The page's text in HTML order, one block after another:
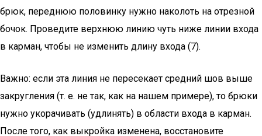
брюк, переднюю половинку нужно наколоть на отрезной
бочок. Проведите верхнюю линию чуть ниже линии входа
в карман, чтобы не изменить длину входа (7).
Важно: если эта линия не пе­ресекает средний шов выше
закругления (т. е. не так, как на нашем примере), то брюки
нужно укорачивать (удли­нять) в области входа в кар­ман.
После того, как выкрой­ка изменена, восстановите